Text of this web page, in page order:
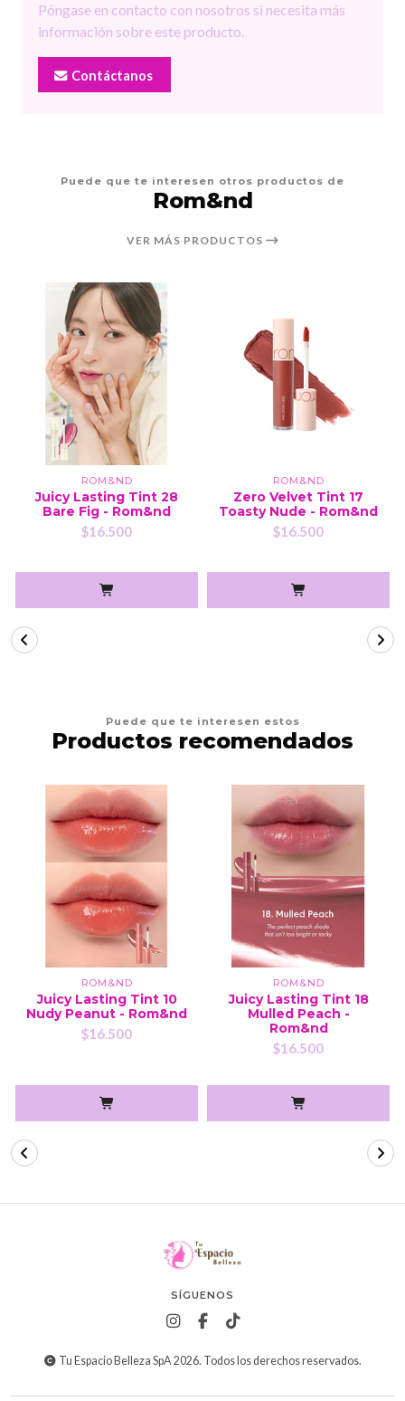
Póngase en contacto con nosotros si necesita más
información sobre este producto.
Contáctanos
Puede que te interesen otros productos de
Rom&nd
VER MÁS PRODUCTOS
ROM&ND
Juicy Lasting Tint 28
Bare Fig - Rom&nd
$16.500
ROM&ND
Zero Velvet Tint 17
Toasty Nude - Rom&nd
$16.500
Puede que te interesen estos
Productos recomendados
ROM&ND
Juicy Lasting Tint 10
Nudy Peanut - Rom&nd
$16.500
ROM&ND
Juicy Lasting Tint 18
Mulled Peach -
Rom&nd
$16.500
SÍGUENOS
Tu Espacio Belleza SpA 2026. Todos los derechos reservados.